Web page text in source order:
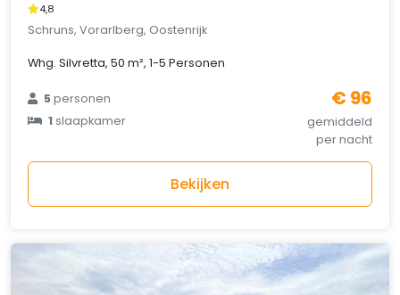
4,8
Schruns, Vorarlberg, Oostenrijk
Whg. Silvretta, 50 m², 1-5 Personen
5personen
1slaapkamer
€ 96
gemiddeld
per nacht
Bekijken